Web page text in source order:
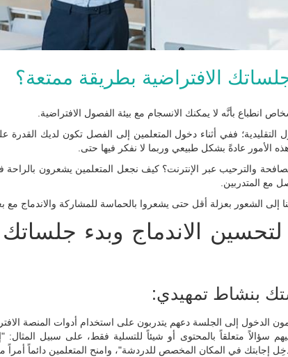
الافتراضية بطريقة ممتعة؟
انطباع بأنَّه لا يمكنك الانسجام مع بيئة الفصول الافتراضية.
التقليدية؛ ففي أثناء دخول المتعلمين إلى الفصل تكون لديك
الأمور عادةً بشكل طبيعي وربما لا نفكر فيها حتى.
والترحيب عبر الإنترنت؟ كيف نجعل المتعلمين يشعرون
مع المتدربين.
إلى الشعور بعزلة أقل حتى يشعروا بالحماسة للمشاركة والاندماج مع
لتحسين الاندماج وبدء
الدخول إلى الجلسة دعهم يتدربون على استخدام أدوات المنصة
سؤالاً متعلقاً بالمحتوى أو شيئاً للتسلية فقط، على سبيل المثال:
إجابتك في المكان المخصص للدردشة"، وامنح المتعلمين دائماً أمراً ما